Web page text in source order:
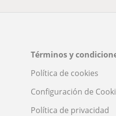
Términos y
Política de cookies
Configuración de
Política de privacidad